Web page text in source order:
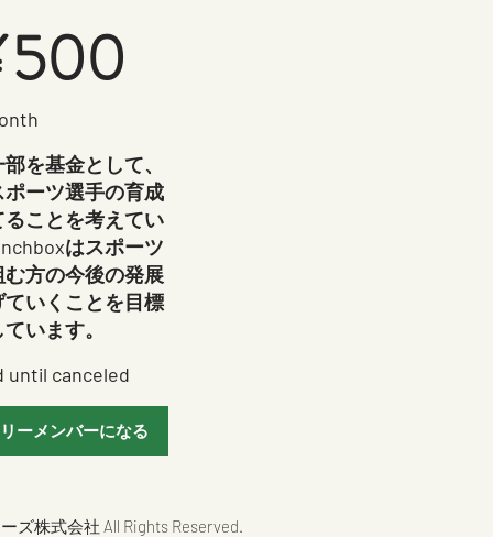
500
を基金として、
ーツ選手の育成
ることを考えてい
はスポーツ
む方の今後の発展
ていくことを目標
います。
until canceled
ーメンバーになる
ズ株式会社 All Rights Reserved.